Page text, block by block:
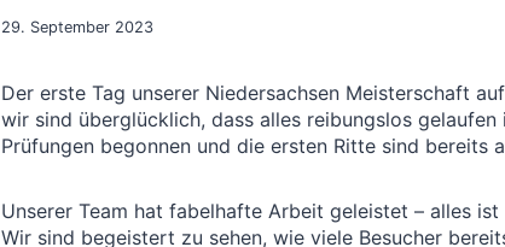
29. September 2023
Der erste Tag unserer Niedersachsen Meisterschaft
wir sind überglücklich, dass alles reibungslos
Prüfungen begonnen und die ersten Ritte sind bereits
Unserer Team hat fabelhafte Arbeit geleistet – alles
Wir sind begeistert zu sehen, wie viele Besucher